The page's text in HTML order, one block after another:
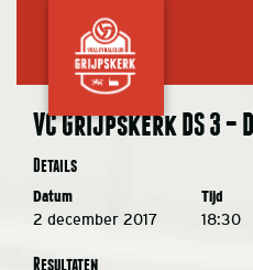
VC Grijpskerk DS 3 –
Details
Datum Tijd
2 december 2017 18:30
Resultaten